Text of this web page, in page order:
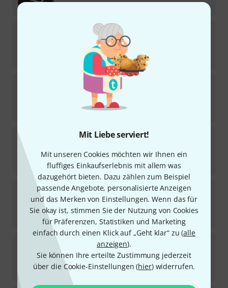
Mit Liebe serviert!
Mit unseren Cookies möchten wir Ihnen ein
fluffiges Einkaufserlebnis mit allem was
dazugehört bieten. Dazu zählen zum Beispiel
passende Angebote, personalisierte Anzeigen
und das Merken von Einstellungen. Wenn das für
Sie okay ist, stimmen Sie der Nutzung von Cookies
für Präferenzen, Statistiken und Marketing
einfach durch einen Klick auf „Geht klar“ zu (alle
anzeigen).
Sie können Ihre erteilte Zustimmung jederzeit
über die Cookie-Einstellungen (hier) widerrufen.
1.249€
Gig Bag Xylophone Solist 3,5
Sofort lieferbar
€
Cover for 40"x22" Bass FS
1
Sofort lieferbar
€
AdamsGig Bag Marimba Solist
Auf Anfrage
1.498€
AdamsCover for 40"x18" Bass FS
Sofort lieferbar
185€
Cover for 28"x22" Bass FS
Sofort lieferbar
185 €